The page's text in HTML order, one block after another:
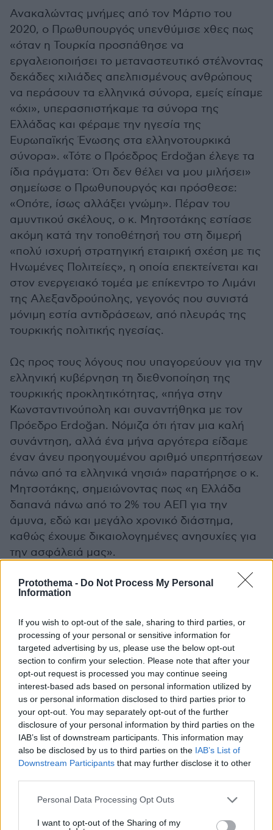
Protothema - Do Not Process My Personal
Information
If you wish to opt-out of the sale, sharing to third parties, or
processing of your personal or sensitive information for
targeted advertising by us, please use the below opt-out
section to confirm your selection. Please note that after your
opt-out request is processed you may continue seeing
interest-based ads based on personal information utilized by
us or personal information disclosed to third parties prior to
your opt-out. You may separately opt-out of the further
disclosure of your personal information by third parties on the
IAB’s list of downstream participants. This information may
also be disclosed by us to third parties on the IAB’s List of
Downstream Participants that may further disclose it to other
Please note that this website/app uses one or more Google
not limited to your visit or usage behaviour. You may click to
Personal Data Processing Opt Outs
I want to opt-out of the Sharing of my
Ανακαλώντας μνήμες από τον Μάρτιο του
2020, ο Πρωθυπουργός υπενθύμισε χθες πως
«όταν η Τουρκία προσπάθησε να
εργαλειοποιήσει το μεταναστευτικό στέλνοντας
δεκάδες χιλιάδες απελπισμένους ανθρώπους
να περάσουν τα ελληνικά σύνορα, εμείς είπαμε
«όχι», υπερασπιστήκαμε τα σύνορα της
Ελλάδας και φέραμε την ηγεσία της
Ευρωπαϊκής Ένωσης στα ελληνοτουρκικά
σύνορα». «Τότε ο Πρόεδρος Erdoğan έλεγε τα
ίδια πράγματα: Ότι δεν θέλει να μου μιλήσει»
σημείωσε ο Πρωθυπουργός και πρόσθεσε:
«Οπότε, ίσως αλλάξει γνώμη». Πέραν του
αμυντικού σκέλους, ο κ. Μητσοτάκης εστίασε
ακόμη κατά την τοποθέτησή του στη διμερή
«πολύ ισχυρή στρατηγική εταιρική σχέση με τις
Ηνωμένες Πολιτείες», η οποία επεκτείνεται και
στον ενεργειακό τομέα με επίκεντρο το Λιμάνι
της Αλεξανδρούπολης, γεγονός που συνιστά
μόνιμη εστία αντιδράσεων, από πλευράς της
τουρκικής πολιτικής ηγεσίας.
Ως προς τους λόγους που υπαγορεύουν για την
ελληνική κυβέρνηση τη διεθνοποίηση της
τουρκικής προκλητικότητας, «πήγα στην
Κωνσταντινούπολη και συναντήθηκα με τον
Πρόεδρο Erdoğan. Νόμιζα ότι ήταν μια καλή
συνάντηση, αλλά ένα μήνα αργότερα είδαμε
έναν άνευ προηγουμένου αριθμό υπερπτήσεων
πάνω από τα ελληνικά νησιά» παρατήρησε ο κ.
Μητσοτάκης, σημειώνοντας πως «η Ελλάδα
δαπανά πάνω από το 2% του ΑΕΠ για την
άμυνα, εδώ και μεγάλο χρονικό διάστημα,
καθώς έχουμε δικαιολογημένες ανησυχίες για
την ασφάλειά μας».
Με έμμεσο τρόπο ο Πρωθυπουργός έθιξε και
το ζήτημα των προσφυγικών-μεταναστευτικών
εβδομάδα στο Αιγαίο, τασσόμενος υπέρ της
«οργανωμένης μετανάστευσης» ελλείψει
ανθρώπινου δυναμικού στην ΕΕ, «αντί να
ενθαρρύνουμε τον κόσμο να διασχίσει το
Αιγαίο, υπό αυτές τις τραγικές και επικίνδυνες
συνθήκες», όπως είπε.
Υπόνοιες επανάληψης του 2020
εφάρμοσε τακτικές υβριδικού πολέμου
εργαλειοποιώντας τιςμεταναστευτικές ροές